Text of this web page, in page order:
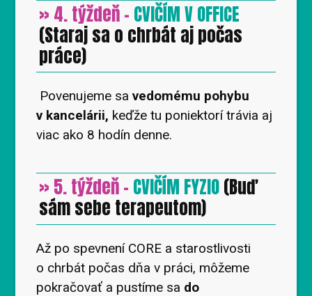
» 4. týždeň - CVIČÍM V OFFICE
(Staraj sa o chrbát aj počas
práce)
Povenujeme savedomému pohybu
v kancelárii, keďže tu poniektorí trávia aj
viac ako 8 hodín denne.
» 5. týždeň - CVIČÍM FYZIO(Buď
sám sebe terapeutom)
Až po spevnení CORE a starostlivosti
o chrbát počas dňa v práci, môžeme
pokračovať a pustíme sa do